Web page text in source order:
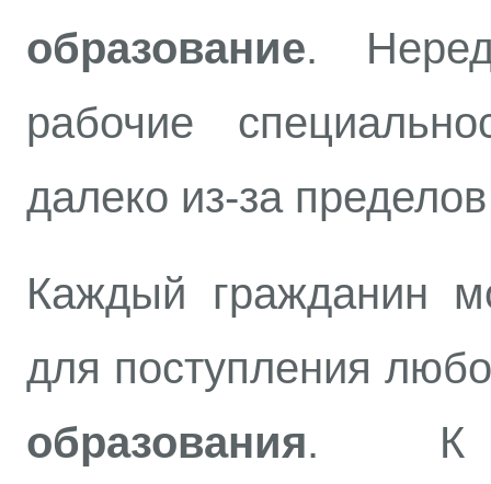
образование.
рабочие
далеко из-за
Каждый гражданин
для поступления
образования. К